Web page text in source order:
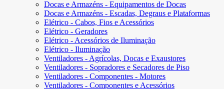
Docas e Armazéns - Equipamentos de Docas
Docas e Armazéns - Escadas, Degraus e Plataformas
Elétrico - Cabos, Fios e Acessórios
Elétrico - Geradores
Elétrico - Acessórios de Iluminação
Elétrico - Iluminação
Ventiladores - Agrícolas, Docas e Exaustores
Ventiladores - Sopradores e Secadores de Piso
Ventiladores - Componentes - Motores
Ventiladores - Componentes e Acessórios